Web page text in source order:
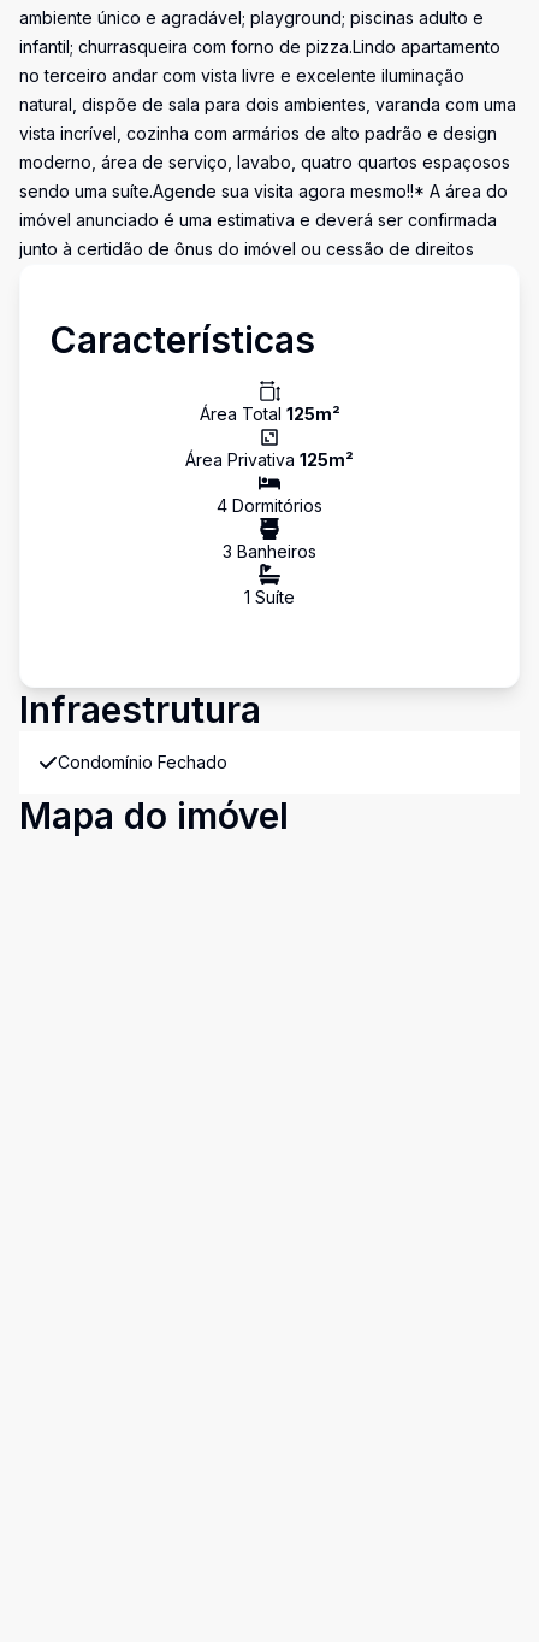
ambiente único e agradável; playground; piscinas adulto e
infantil; churrasqueira com forno de pizza.Lindo apartamento
no terceiro andar com vista livre e excelente iluminação
natural, dispõe de sala para dois ambientes, varanda com uma
vista incrível, cozinha com armários de alto padrão e design
moderno, área de serviço, lavabo, quatro quartos espaçosos
sendo uma suíte.Agende sua visita agora mesmo!!* A área do
imóvel anunciado é uma estimativa e deverá ser confirmada
junto à certidão de ônus do imóvel ou cessão de direitos
Características
Área Total 125m²
Área Privativa 125m²
4 Dormitórios
3 Banheiros
1 Suíte
Infraestrutura
Condomínio Fechado
Mapa do imóvel